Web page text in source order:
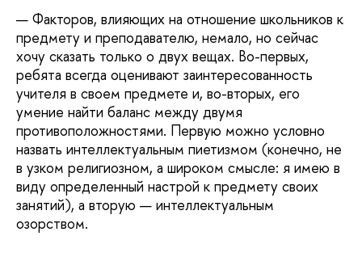
— Факторов, влияющих на отношение школьников к
предмету и преподавателю, немало, но сейчас
хочу сказать только о двух вещах. Во-первых,
ребята всегда оценивают заинтересованность
учителя в своем предмете и, во-вторых, его
умение найти баланс между двумя
противоположностями. Первую можно условно
назвать интеллектуальным пиетизмом (конечно, не
в узком религиозном, а широком смысле: я имею в
виду определенный настрой к предмету своих
занятий), а вторую — интеллектуальным
озорством.